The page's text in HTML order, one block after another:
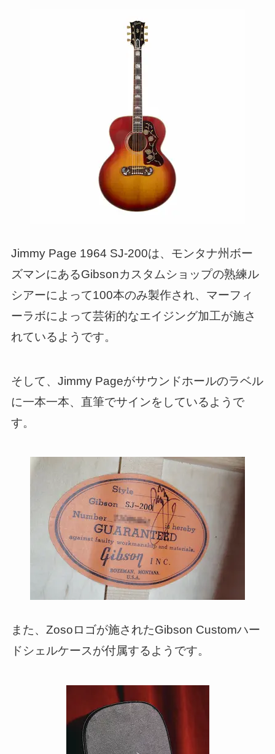
Jimmy Page 1964 SJ-200は、モンタナ州ボー
ズマンにあるGibsonカスタムショップの熟練ル
シアーによって100本のみ製作され、マーフィ
ーラボによって芸術的なエイジング加工が施さ
れているようです。
そして、Jimmy Pageがサウンドホールのラベル
に一本一本、直筆でサインをしているようで
す。
また、Zosoロゴが施されたGibson Customハー
ドシェルケースが付属するようです。